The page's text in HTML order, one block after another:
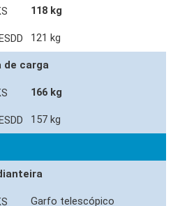
118 kg
121 kg
de carga
166 kg
157 kg
Garfo telescópico